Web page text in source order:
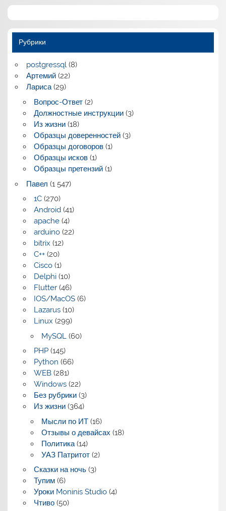
Рубрики
postgressql(8)
Артемий(22)
Лариса(29)
Вопрос-Ответ(2)
Должностные инструкции(3)
Из жизни(18)
Образцы доверенностей(3)
Образцы договоров(1)
Образцы исков(1)
Образцы претензий(1)
Павел (1 547)
1C(270)
Android(41)
apache(4)
arduino(22)
bitrix (12)
C++(20)
Cisco(1)
Delphi(10)
Flutter(46)
IOS/MacOS(6)
Lazarus(10)
Linux (299)
MySQL(60)
PHP(145)
Python (66)
WEB(281)
Windows(22)
Без рубрики(3)
Из жизни(364)
Мысли по ИТ(16)
Отзывы о девайсах (18)
Политика(14)
УАЗ Патритот(2)
Сказки на ночь(3)
Тупим(6)
Уроки Moninis Studio(4)
Чтиво(50)